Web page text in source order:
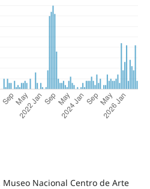
Museo Nacional Centro de Arte